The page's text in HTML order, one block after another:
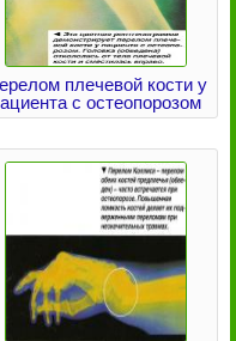
плечевой кости у
с остеопорозом